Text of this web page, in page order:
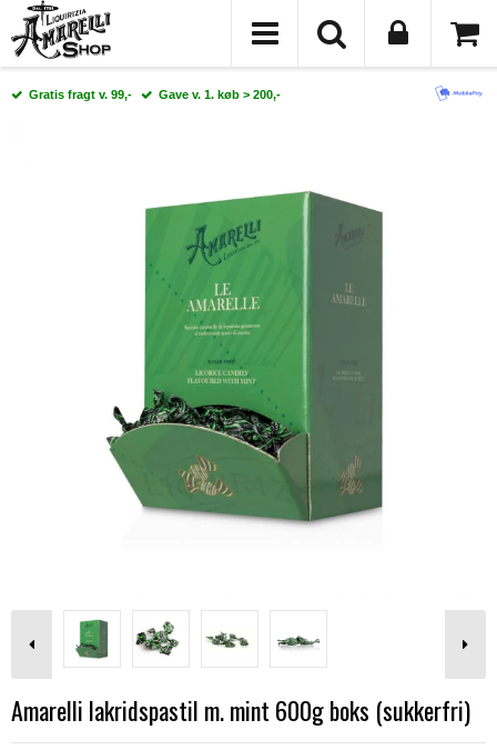
Gratis fragt v. 99,- Gave v. 1. køb > 200,-
Amarelli lakridspastil m. mint 600g boks (sukkerfri)